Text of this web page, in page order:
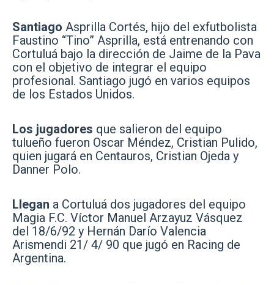
Santiago Asprilla Cortés, hijo del exfutbolista
Faustino “Tino” Asprilla, está entrenando con
Cortuluá bajo la dirección de Jaime de la Pava
con el objetivo de integrar el equipo
profesional. Santiago jugó en varios equipos
de los Estados Unidos.
Los jugadores que salieron del equipo
tulueño fueron Oscar Méndez, Cristian Pulido,
quien jugará en Centauros, Cristian Ojeda y
Danner Polo.
Llegan a Cortuluá dos jugadores del equipo
Magia F.C. Víctor Manuel Arzayuz Vásquez
del 18/6/92 y Hernán Darío Valencia
Arismendi 21/ 4/ 90 que jugó en Racing de
Argentina.